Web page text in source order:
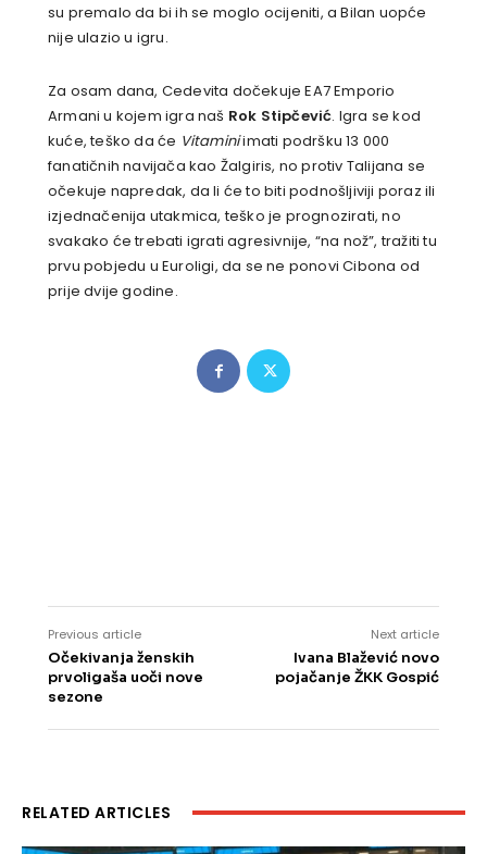
su premalo da bi ih se moglo ocijeniti, a Bilan uopće
nije ulazio u igru.
Za osam dana, Cedevita dočekuje EA7 Emporio
Armani u kojem igra naš Rok Stipčević. Igra se kod
kuće, teško da će Vitaminiimati podršku 13 000
fanatičnih navijača kao Žalgiris, no protiv Talijana se
očekuje napredak, da li će to biti podnošljiviji poraz ili
izjednačenija utakmica, teško je prognozirati, no
svakako će trebati igrati agresivnije, “na nož”, tražiti tu
prvu pobjedu u Euroligi, da se ne ponovi Cibona od
prije dvije godine.
Previous article
Očekivanja ženskih
prvoligaša uoči nove
sezone
Next article
Ivana Blažević novo
pojačanje ŽKK Gospić
RELATED ARTICLES